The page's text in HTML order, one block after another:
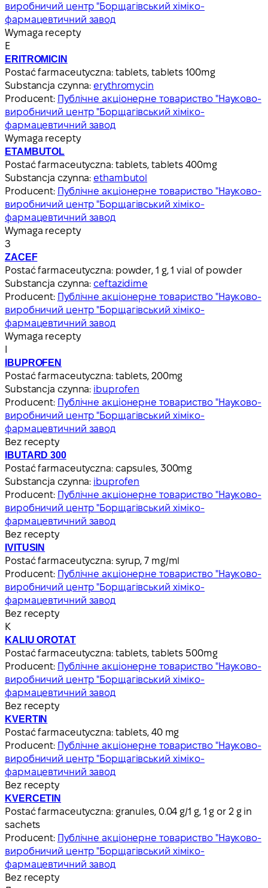
виробничий центр "Борщагівський хіміко-
фармацевтичний завод
Wymaga recepty
Е
ERITROMICIN
Postać farmaceutyczna: tablets, tablets 100mg
Substancja czynna: erythromycin
Producent: Публічне акціонерне товариство "Науково-
виробничий центр "Борщагівський хіміко-
фармацевтичний завод
Wymaga recepty
ETAMBUTOL
Postać farmaceutyczna: tablets, tablets 400mg
Substancja czynna: ethambutol
Producent: Публічне акціонерне товариство "Науково-
виробничий центр "Борщагівський хіміко-
фармацевтичний завод
Wymaga recepty
З
ZACEF
Postać farmaceutyczna: powder, 1 g, 1 vial of powder
Substancja czynna: ceftazidime
Producent: Публічне акціонерне товариство "Науково-
виробничий центр "Борщагівський хіміко-
фармацевтичний завод
Wymaga recepty
IBUPROFEN
Postać farmaceutyczna: tablets, 200mg
Substancja czynna: ibuprofen
Producent: Публічне акціонерне товариство "Науково-
виробничий центр "Борщагівський хіміко-
фармацевтичний завод
Bez recepty
IBUTARD 300
Postać farmaceutyczna: capsules, 300mg
Substancja czynna: ibuprofen
Producent: Публічне акціонерне товариство "Науково-
виробничий центр "Борщагівський хіміко-
фармацевтичний завод
Bez recepty
IVITUSIN
Postać farmaceutyczna: syrup, 7 mg/ml
Producent: Публічне акціонерне товариство "Науково-
виробничий центр "Борщагівський хіміко-
фармацевтичний завод
Bez recepty
К
KALIU OROTAT
Postać farmaceutyczna: tablets, tablets 500mg
Producent: Публічне акціонерне товариство "Науково-
виробничий центр "Борщагівський хіміко-
фармацевтичний завод
Bez recepty
KVERTIN
Postać farmaceutyczna: tablets, 40 mg
Producent: Публічне акціонерне товариство "Науково-
виробничий центр "Борщагівський хіміко-
фармацевтичний завод
Bez recepty
KVERCETIN
Postać farmaceutyczna: granules, 0.04 g/1 g, 1 g or 2 g in
sachets
Producent: Публічне акціонерне товариство "Науково-
виробничий центр "Борщагівський хіміко-
фармацевтичний завод
Bez recepty